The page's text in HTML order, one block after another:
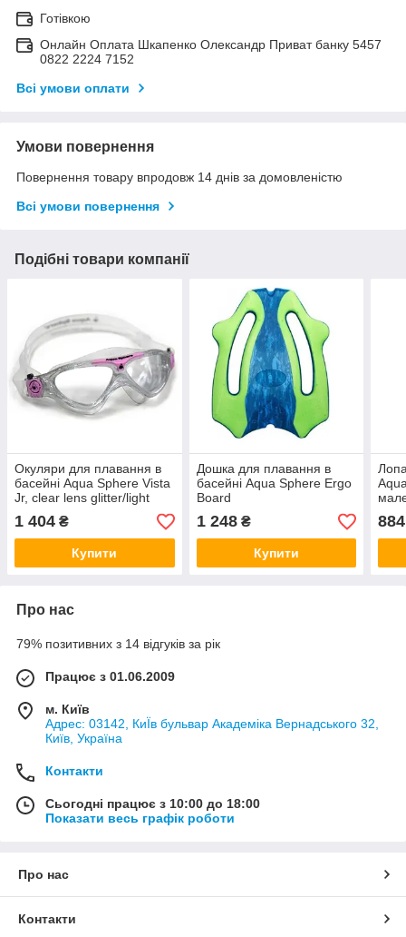
Готівкою
Онлайн Оплата Шкапенко Олександр Приват банку 5457
0822 2224 7152
Всі умови оплати
Умови повернення
Повернення товару впродовж 14 днів за домовленістю
Всі умови повернення
Подібні товари компанії
Окуляри для плавання в
басейні Aqua Sphere Vista
Jr, clear lens glitter/light
pink
1 404 ₴
Купити
Дошка для плавання в
басейні Aqua Sphere Ergo
Board
1 248₴
Купити
884
Про нас
79% позитивних з 14 відгуків за рік
Працює з 01.06.2009
м. Київ
Адрес: 03142, КиЇв бульвар Академіка Вернадського 32,
Київ, Україна
Контакти
Сьогодні працює з 10:00 до 18:00
Показати весь графік роботи
Про нас
Контакти